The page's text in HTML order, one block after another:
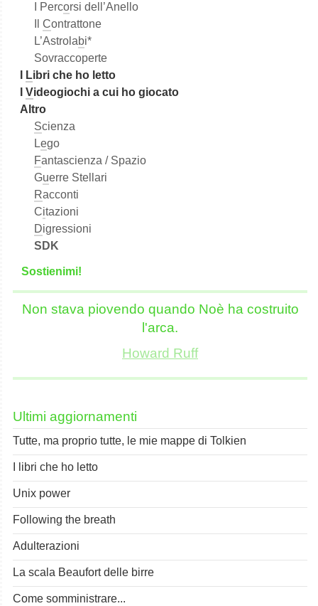
I Percorsi dell’Anello
Contrattone
L’Astrolabi*
Sovraccoperte
Libri che ho letto
Videogiochi a cui ho giocato
Altro
Scienza
Lego
Fantascienza / Spazio
Guerre Stellari
Racconti
Citazioni
Digressioni
SDK
Sostienimi!
Non stava piovendo quando Noè ha costruito
l'arca.
Howard Ruff
Ultimi aggiornamenti
Tutte, ma proprio tutte, le mie mappe di Tolkien
I libri che ho letto
Unix power
Following the breath
Adulterazioni
La scala Beaufort delle birre
Come somministrare...